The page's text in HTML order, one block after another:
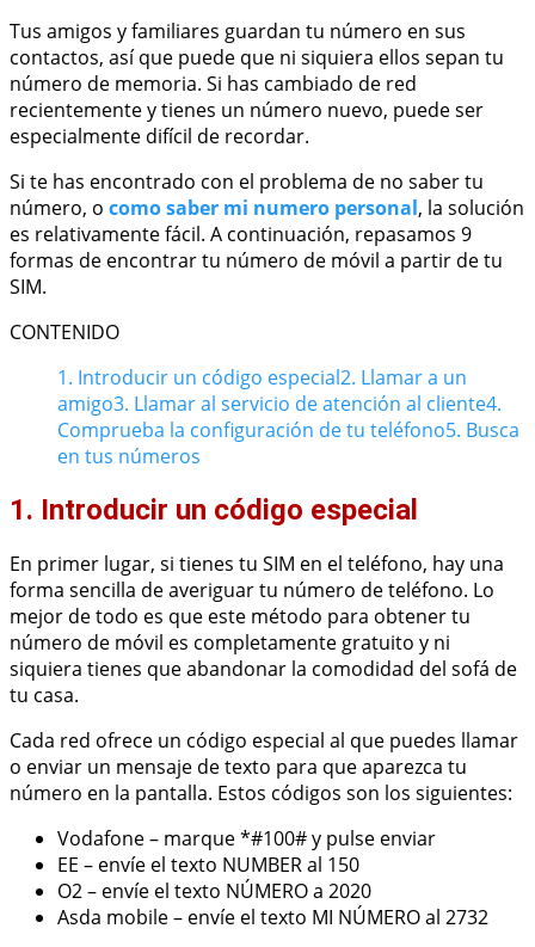
Tus amigos y familiares guardan tu número en sus
contactos, así que puede que ni siquiera ellos sepan tu
número de memoria. Si has cambiado de red
recientemente y tienes un número nuevo, puede ser
especialmente difícil de recordar.
Si te has encontrado con el problema de no saber tu
número, o como saber mi numero personal, la solución
es relativamente fácil. A continuación, repasamos 9
formas de encontrar tu número de móvil a partir de tu
SIM.
CONTENIDO
1. Introducir un código especial2. Llamar a un
amigo3. Llamar al servicio de atención al cliente4.
Comprueba la configuración de tu teléfono5. Busca
en tus números
1. Introducir un código especial
En primer lugar, si tienes tu SIM en el teléfono, hay una
forma sencilla de averiguar tu número de teléfono. Lo
mejor de todo es que este método para obtener tu
número de móvil es completamente gratuito y ni
siquiera tienes que abandonar la comodidad del sofá de
tu casa.
Cada red ofrece un código especial al que puedes llamar
o enviar un mensaje de texto para que aparezca tu
número en la pantalla. Estos códigos son los siguientes:
Vodafone – marque *#100# y pulse enviar
EE – envíe el texto NUMBER al 150
O2 – envíe el texto NÚMERO a 2020
Asda mobile – envíe el texto MI NÚMERO al 2732